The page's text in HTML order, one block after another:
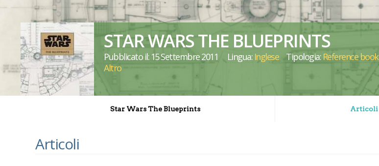
STAR WARS THE BLUEPRINTS
Pubblicato il: 15 Settembre 2011 Lingua: Inglese Tipologia: Reference book
Altro
Star Wars The Blueprints Articoli
Articoli